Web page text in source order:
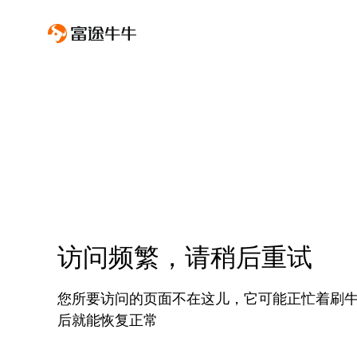
访问频繁，请稍后重试
您所要访问的页面不在这儿，它可能正忙着刷
后就能恢复正常